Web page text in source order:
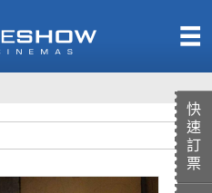
快
速
訂
票